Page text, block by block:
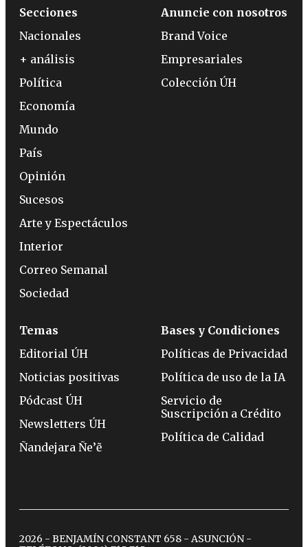
Secciones
Nacionales
+ análisis
Política
Economía
Mundo
País
Opinión
Sucesos
Arte y Espectáculos
Interior
Correo Semanal
Sociedad
Anuncie con nosotros
Brand Voice
Empresariales
Colección ÚH
Temas
Editorial ÚH
Noticias positivas
Pódcast ÚH
Newsletters ÚH
Ñandejara Ñe’ẽ
Bases y Condiciones
Políticas de Privacidad
Política de uso de la IA
Servicio de
Suscripción a Crédito
Política de Calidad
2026 - BENJAMÍN CONSTANT 658 - ASUNCIÓN -